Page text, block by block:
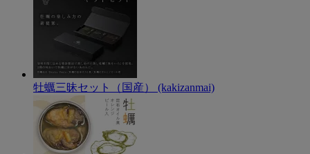
牡蠣三昧セット（国産） (kakizanmai)